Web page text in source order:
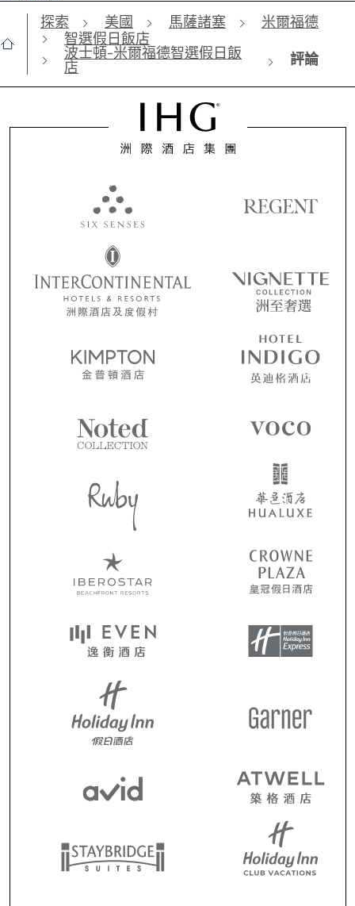
探索 美國 馬薩諸塞
米爾福德
智選假日飯店
波士頓-米爾福德智選假日飯
店
評論